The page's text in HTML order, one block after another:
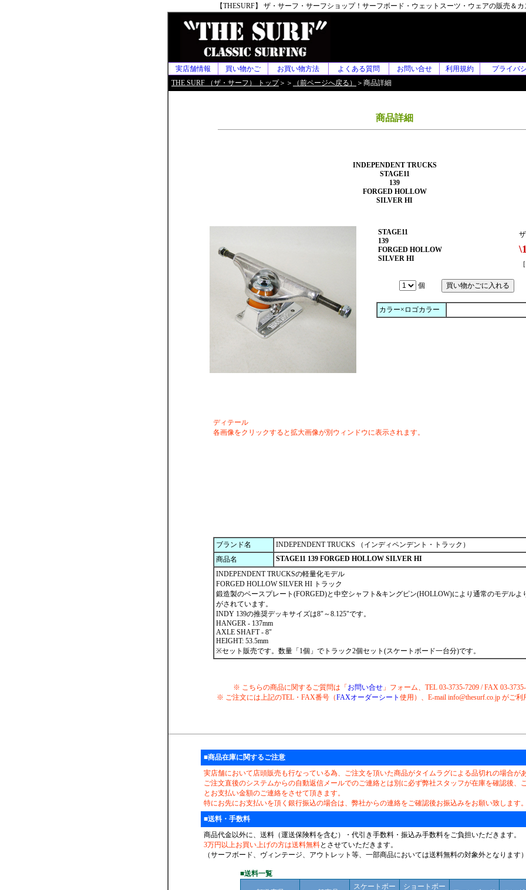
【THESURF】 ザ・サーフ・サーフショップ！サーフボード・ウェットスーツ・ウェアの販売＆
実店舗情報 買い物かご お買い物方法 よくある質問 お問い合せ 利用規約 プライバ
THE SURF （ザ・サーフ） トップ＞＞ （前ページへ戻る） ＞商品詳細
商品詳細
INDEPENDENT TRUCKS
STAGE11
139
FORGED HOLLOW
SILVER HI
STAGE11
139
FORGED HOLLOW
SILVER HI
個
カラー×ロゴカラー
ディテール
各画像をクリックすると拡大画像が別ウィンドウに表示されます。
ブランド名
INDEPENDENT TRUCKS （インディペンデント・トラック）
商品名
STAGE11 139 FORGED HOLLOW SILVER HI
INDEPENDENT TRUCKSの軽量化モデル
FORGED HOLLOW SILVER HI トラック
鍛造製のベースプレート(FORGED)と中空シャフト&キングピン(HOLLOW)により通常のモデルよ
がされています。
INDY 139の推奨デッキサイズは8"～8.125"です。
HANGER - 137mm
AXLE SHAFT - 8"
HEIGHT: 53.5mm
※セット販売です。数量「1個」でトラック2個セット(スケートボード一台分)です。
※ こちらの商品に関するご質問は「 お問い合せ 」フォーム、TEL 03-3735-7209 / FAX 03-
※ ご注文には上記のTEL・FAX番号（FAXオーダーシート 使用）、E-mail info@thesurf.co.jp がご
■商品在庫に関するご注意
実店舗において店頭販売も行なっている為、ご注文を頂いた商品がタイムラグによる品切れの場合があ
ご注文直後のシステムからの自動返信メールでのご連絡とは別に必ず弊社スタッフが在庫を確認後、
とお支払い金額のご連絡をさせて頂きます。
特にお先にお支払いを頂く銀行振込の場合は、弊社からの連絡をご確認後お振込みをお願い致します。
■送料・手数料
商品代金以外に、送料（運送保険料を含む）・代引き手数料・振込み手数料をご負担いただきます。
3万円以上お買い上げの方は送料無料とさせていただきます。
（サーフボード、ヴィンテージ、アウトレット等、一部商品においては送料無料の対象外となります）
■送料一覧
スケートボー
ショートボー